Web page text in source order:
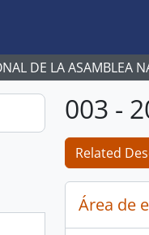
DE LA ASAMBLEA
003 -
Related
Área de